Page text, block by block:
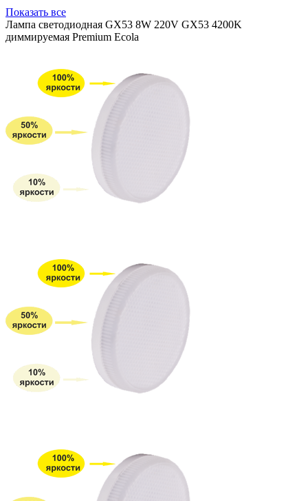
Показать все
Лампа светодиодная GX53 8W 220V GX53 4200K
диммируемая Premium Ecola